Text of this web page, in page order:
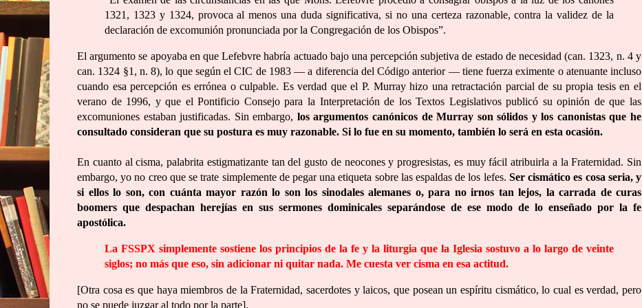
1321, 1323 y 1324, provoca al menos una duda significativa, si no una certeza razonable, contra la validez de la
declaración de excomunión pronunciada por la Congregación de los Obispos”.
El argumento se apoyaba en que Lefebvre habría actuado bajo una percepción subjetiva de estado de necesidad (can. 1323, n. 4 y
can. 1324 §1, n. 8), lo que según el CIC de 1983 — a diferencia del Código anterior — tiene fuerza eximente o atenuante incluso
cuando esa percepción es errónea o culpable. Es verdad que el P. Murray hizo una retractación parcial de su propia tesis en el
verano de 1996, y que el Pontificio Consejo para la Interpretación de los Textos Legislativos publicó su opinión de que las
excomuniones estaban justificadas. Sin embargo, los argumentos canónicos de Murray son sólidos y los canonistas que he
consultado consideran que su postura es muy razonable. Si lo fue en su momento, también lo será en esta ocasión.
En cuanto al cisma, palabrita estigmatizante tan del gusto de neocones y progresistas, es muy fácil atribuirla a la Fraternidad. Sin
embargo, yo no creo que se trate simplemente de pegar una etiqueta sobre las espaldas de los lefes. Ser cismático es cosa seria, y
si ellos lo son, con cuánta mayor razón lo son los sinodales alemanes o, para no irnos tan lejos, la carrada de curas
boomers que despachan herejías en sus sermones dominicales separándose de ese modo de lo enseñado por la fe
apostólica.
La FSSPX simplemente sostiene los principios de la fe y la liturgia que la Iglesia sostuvo a lo largo de veinte
siglos; no más que eso, sin adicionar ni quitar nada. Me cuesta ver cisma en esa actitud.
[Otra cosa es que haya miembros de la Fraternidad, sacerdotes y laicos, que posean un espíritu cismático, lo cual es verdad, pero
no se puede juzgar al todo por la parte].